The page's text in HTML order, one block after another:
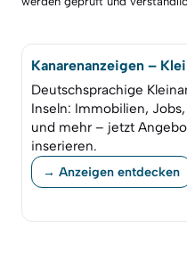
Kanarenanzeigen –
Deutschsprachige
Inseln: Immobilien,
und mehr – jetzt
inserieren.
→ Anzeigen entdecken